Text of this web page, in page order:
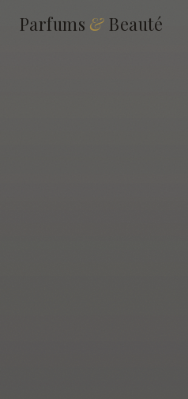
Parfums &Beauté